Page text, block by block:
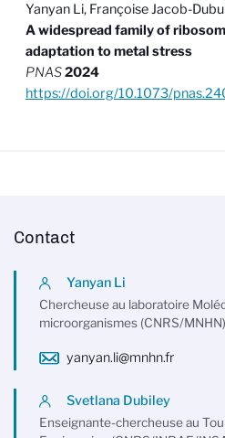
Yanyan Li, Françoise Jacob-
A widespread family of
adaptation to metal stress
PNAS2024
https://doi.org/10.1073/
Contact
Yanyan Li
Chercheuse au laboratoire
microorganismes (CNRS/MNHN)
yanyan.li@mnhn.fr
Svetlana Dubiley
Enseignante-chercheuse au